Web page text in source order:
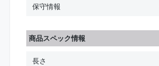
保守情報
商品スペック情報
長さ